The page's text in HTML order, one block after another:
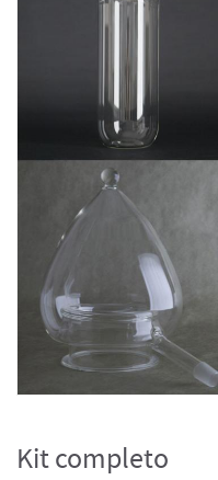
Kit completo